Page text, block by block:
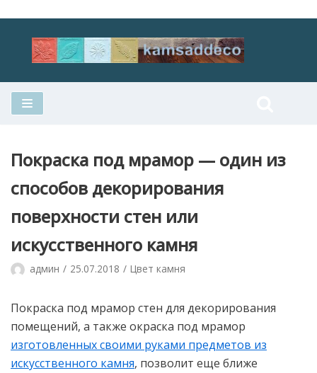
Перейти
Покраска под мрамор — один из
способов декорирования
поверхности стен или
искусственного камня
админ 25.07.2018 Цвет камня
Покраска под мрамор стен для декорирования
помещений, а также окраска под мрамор
изготовленных своими руками предметов из
искусственного камня, позволит еще ближе